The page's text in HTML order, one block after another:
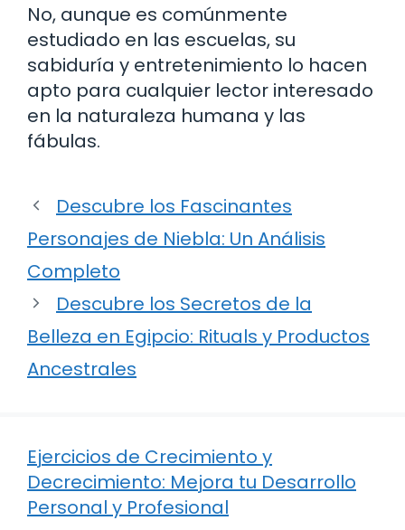
No, aunque es comúnmente
estudiado en las escuelas, su
sabiduría y entretenimiento lo hacen
apto para cualquier lector interesado
en la naturaleza humana y las
fábulas.
Descubre los Fascinantes
Personajes de Niebla: Un Análisis
Completo
Descubre los Secretos de la
Belleza en Egipcio: Rituals y Productos
Ancestrales
Ejercicios de Crecimiento y
Decrecimiento: Mejora tu Desarrollo
Personal y Profesional